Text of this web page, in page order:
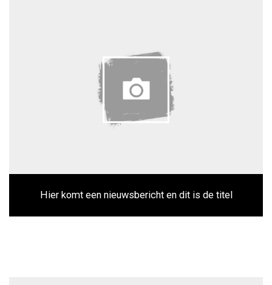
Hier komt een nieuwsbericht en dit is de titel